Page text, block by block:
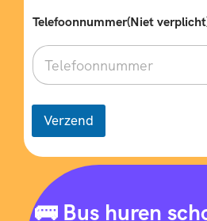
*
Telefoonnummer(Niet
Verzend
🚌 Bus huren